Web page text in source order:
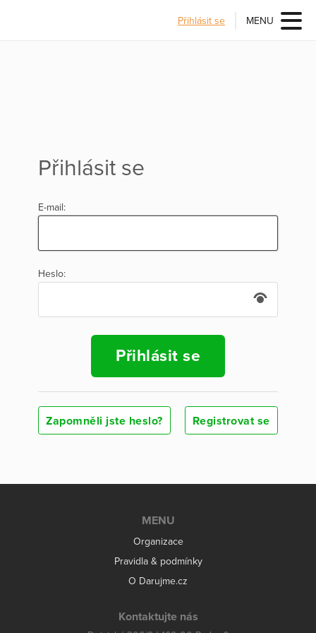
Přihlásit se MENU
Přihlásit se
E-mail:
Heslo:
Přihlásit se
Zapomněli jste heslo? Registrovat se
MENU
Organizace
Pravidla & podmínky
O Darujme.cz
Kontaktujte nás